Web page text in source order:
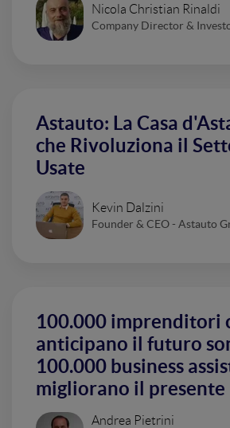
Nicola Christian Rinaldi
Company Director &
Astauto: La Casa
che Rivoluziona il
Usate
Kevin Dalzini
Founder & CEO - Astauto
100.000 imprenditori
anticipano il futuro
100.000 business
migliorano il presente
Andrea Pietrini